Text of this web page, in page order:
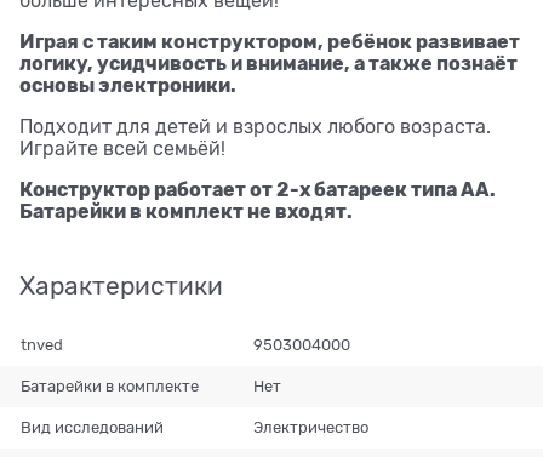
Играя с таким конструктором, ребёнок развивает
логику, усидчивость и внимание, а также познаёт
основы электроники.
Подходит для детей и взрослых любого возраста.
Играйте всей семьёй!
Конструктор работает от 2-х батареек типа АА.
Батарейки в комплект не входят.
Характеристики
tnved 9503004000
Батарейки в комплекте Нет
Вид исследований Электричество